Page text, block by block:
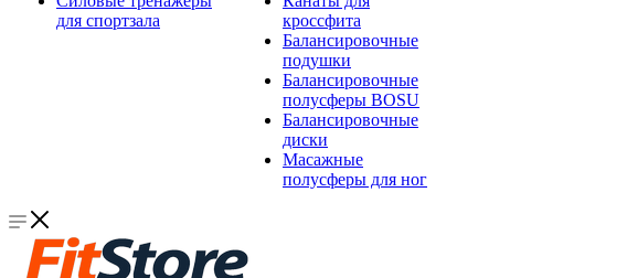
для спортзала
кроссфита
Балансировочные
подушки
Балансировочные
полусферы BOSU
Балансировочные
диски
Масажные
полусферы для ног